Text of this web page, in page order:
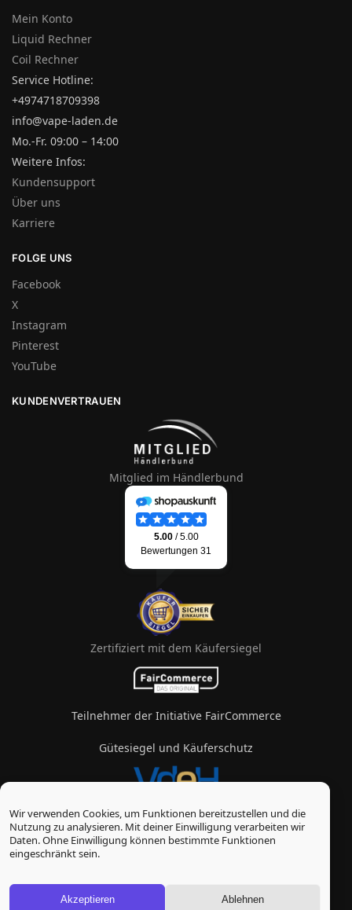
Wir verwenden Cookies, um Funktionen bereitzustellen und die
Nutzung zu analysieren. Mit deiner Einwilligung verarbeiten wir
Daten. Ohne Einwilligung können bestimmte Funktionen
eingeschränkt sein.
Akzeptieren Ablehnen
Mein Konto
Liquid Rechner
Coil Rechner
Service Hotline:
+4974718709398
info@vape-laden.de
Mo.-Fr. 09:00 – 14:00
Weitere Infos:
Kundensupport
Über uns
Karriere
FOLGE UNS
Facebook
X
Instagram
Pinterest
YouTube
KUNDENVERTRAUEN
Mitglied im Händlerbund
Zertifiziert mit dem Käufersiegel
Teilnehmer der Initiative FairCommerce
Gütesiegel und Käuferschutz
Mitglied im Verband des eZigarettenhandels
© Vape-Laden 2026
Versandkosten , wenn nicht anders beschrieben